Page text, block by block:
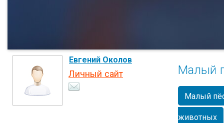
Евгений Околов
Личный сайт Малый
Малый
животных